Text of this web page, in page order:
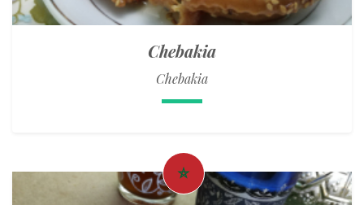
Chebakia
Chebakia